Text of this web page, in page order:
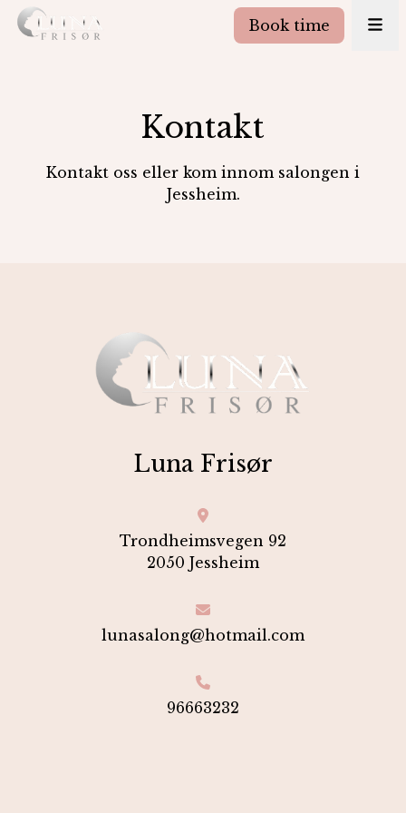
Book time
Kontakt
Kontakt oss eller kom innom salongen i
Jessheim.
Luna Frisør
Trondheimsvegen 92
2050 Jessheim
lunasalong@hotmail.com
96663232